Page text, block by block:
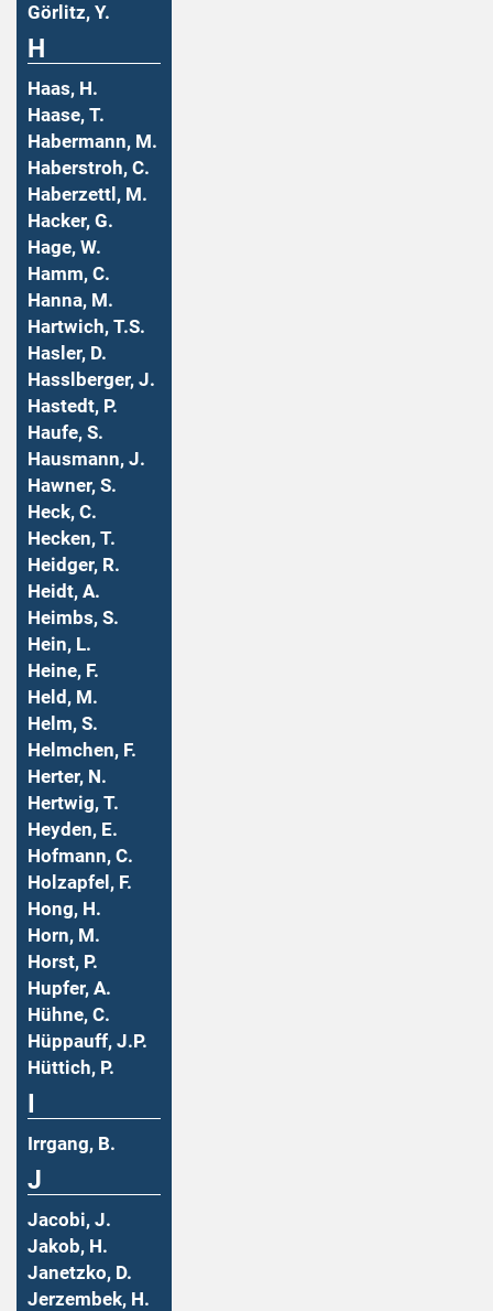
Görlitz, Y.
H
Haas, H.
Haase, T.
Habermann, M.
Haberstroh, C.
Haberzettl, M.
Hacker, G.
Hage, W.
Hamm, C.
Hanna, M.
Hartwich, T.S.
Hasler, D.
Hasslberger, J.
Hastedt, P.
Haufe, S.
Hausmann, J.
Hawner, S.
Heck, C.
Hecken, T.
Heidger, R.
Heidt, A.
Heimbs, S.
Hein, L.
Heine, F.
Held, M.
Helm, S.
Helmchen, F.
Herter, N.
Hertwig, T.
Heyden, E.
Hofmann, C.
Holzapfel, F.
Hong, H.
Horn, M.
Horst, P.
Hupfer, A.
Hühne, C.
Hüppauff, J.P.
Hüttich, P.
Irrgang, B.
J
Jacobi, J.
Jakob, H.
Janetzko, D.
Jerzembek, H.